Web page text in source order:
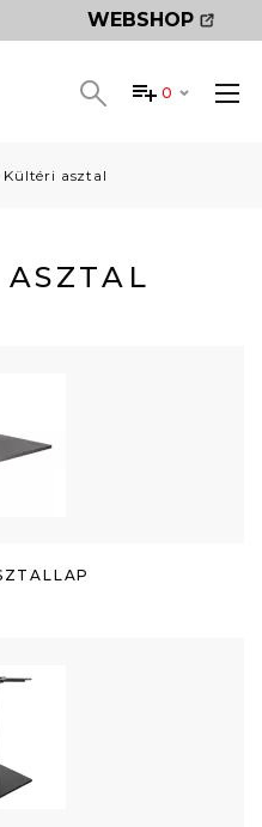
WEBSHOP
0
Kültéri asztal